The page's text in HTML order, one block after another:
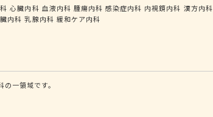
心臓内科 血液内科 腫瘍内科 感染症内科 内視鏡内科 漢方内科
内科 乳腺内科 緩和ケア内科
一領域です。